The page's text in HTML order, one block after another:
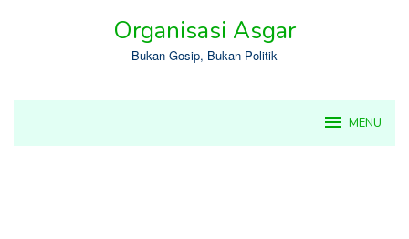
Organisasi Asgar
Bukan Gosip, Bukan Politik
MENU